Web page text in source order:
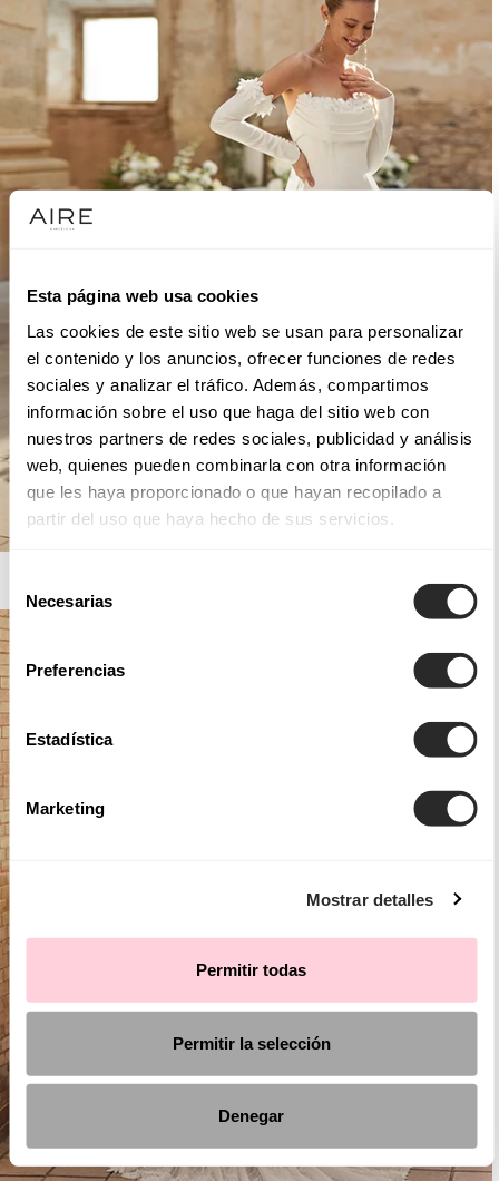
Esta página web usa cookies
Las cookies de este sitio web se usan para personalizar
el contenido y los anuncios, ofrecer funciones de redes
sociales y analizar el tráfico. Además, compartimos
información sobre el uso que haga del sitio web con
nuestros partners de redes sociales, publicidad y análisis
web, quienes pueden combinarla con otra información
que les haya proporcionado o que hayan recopilado a
partir del uso que haya hecho de sus servicios.
de
consentimiento
Necesarias
Preferencias
Estadística
Marketing
Mostrar detalles
Permitir todas
Permitir la selección
Denegar